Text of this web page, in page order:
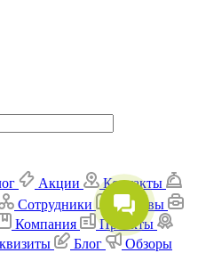
Акции
Контакты
Сотрудники
Отзывы
Компания
Проекты
Блог Обзоры